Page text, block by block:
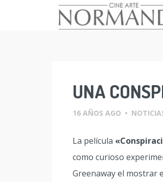
UNA
16 AÑOS AGO •
La película
como curioso
Greenaway el mostrar